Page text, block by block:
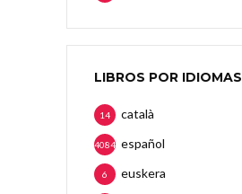
LIBROS POR IDIOMAS
català
14
español
4084
euskera
6